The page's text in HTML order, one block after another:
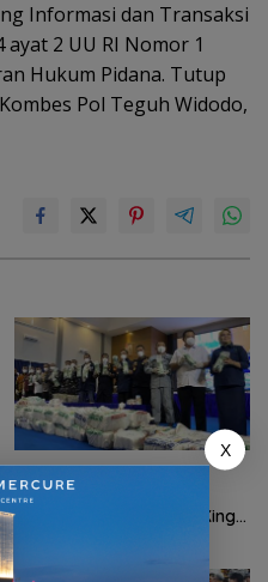
Informasi dan Transaksi
2 UU RI Nomor 1
Hukum Pidana. Tutup
Pol Teguh Widodo,
TNI AL gagalkan
penyelundupan 1,3 ton
ketamin dari Kapal MV King
X